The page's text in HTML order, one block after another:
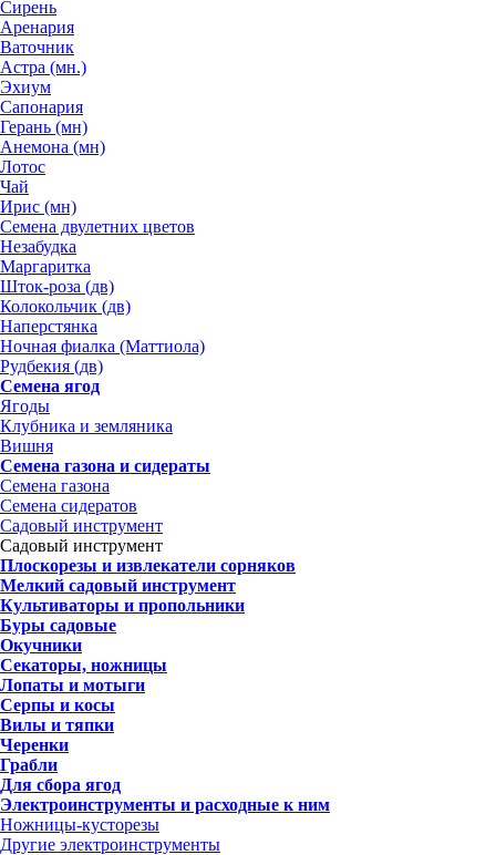
Сирень
Аренария
Ваточник
Астра (мн.)
Эхиум
Сапонария
Герань (мн)
Анемона (мн)
Лотос
Чай
Ирис (мн)
Семена двулетних цветов
Незабудка
Маргаритка
Шток-роза (дв)
Колокольчик (дв)
Наперстянка
Ночная фиалка (Маттиола)
Рудбекия (дв)
Семена ягод
Ягоды
Клубника и земляника
Вишня
Семена газона и сидераты
Семена газона
Семена сидератов
Садовый инструмент
Садовый инструмент
Плоскорезы и извлекатели сорняков
Мелкий садовый инструмент
Культиваторы и пропольники
Буры садовые
Окучники
Секаторы, ножницы
Лопаты и мотыги
Серпы и косы
Вилы и тяпки
Черенки
Грабли
Для сбора ягод
Электроинструменты и расходные к ним
Ножницы-кусторезы
Другие электроинструменты